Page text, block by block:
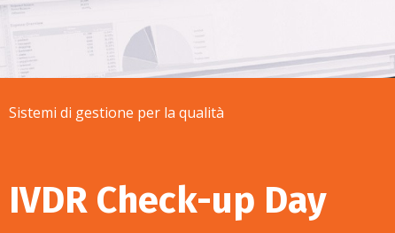
Sistemi di gestione per la qualità
IVDR Check-up Day